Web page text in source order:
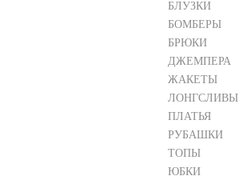
БЛУЗКИ
БОМБЕРЫ
БРЮКИ
ДЖЕМПЕРА
ЖАКЕТЫ
ЛОНГСЛИВЫ
ПЛАТЬЯ
РУБАШКИ
ТОПЫ
ЮБКИ